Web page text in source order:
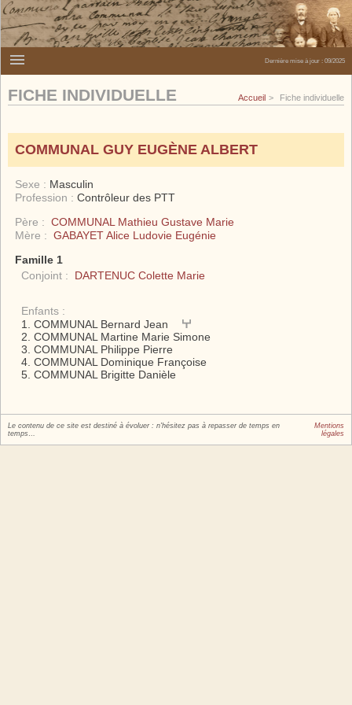
Dernière mise à jour : 09/2025
FICHE INDIVIDUELLE Accueil Fiche individuelle
COMMUNAL GUY EUGÈNE ALBERT
Sexe : Masculin
Profession : Contrôleur des PTT
Père : COMMUNAL Mathieu Gustave Marie
Mère : GABAYET Alice Ludovie Eugénie
Famille 1
Conjoint :
DARTENUC Colette Marie
Enfants :
COMMUNAL Bernard Jean
COMMUNAL Martine Marie Simone
COMMUNAL Philippe Pierre
COMMUNAL Dominique Françoise
COMMUNAL Brigitte Danièle
Le contenu de ce site est destiné à évoluer : n'hésitez pas à repasser de temps en
temps…
Mentions
légales